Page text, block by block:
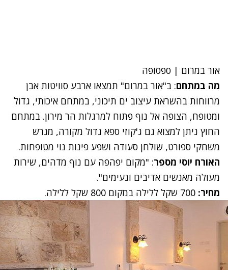
אור במרום | ספסופה
מה במתחם: ב"אור במרום" תמצאו ארבע סוויטות אבן
מרווחות בהשראת עיצוב ים תיכוני, במתחם איכותי, גדול
ומטופח, הצופה אל נוף פתוח למרגלות הר מירון. במתחם
החוץ ניתן למצוא גם ג'קוזי ספא גדול מקורה, מגרש
משחקי ספורט, שולחן סעודה ושפע פינות נוי מטופחות.
האורח יוסי מספר: "מקום יפהפה עם נוף מדהים, שירות
מעולה מאנשים אדיבים ונעימים".
מחיר: